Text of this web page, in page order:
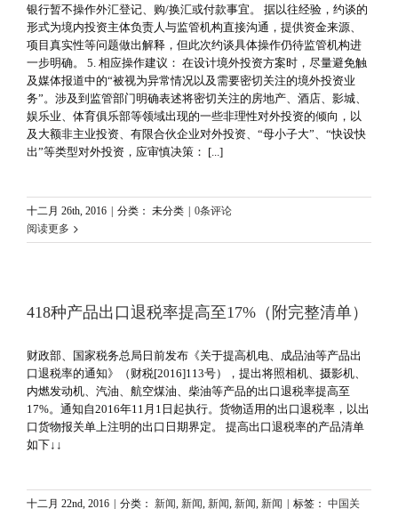
银行暂不操作外汇登记、购/换汇或付款事宜。 据以往经验，约谈的
形式为境内投资主体负责人与监管机构直接沟通，提供资金来源、
项目真实性等问题做出解释，但此次约谈具体操作仍待监管机构进
一步明确。 5. 相应操作建议： 在设计境外投资方案时，尽量避免触
及媒体报道中的“被视为异常情况以及需要密切关注的境外投资业
务”。涉及到监管部门明确表述将密切关注的房地产、酒店、影城、
娱乐业、体育俱乐部等领域出现的一些非理性对外投资的倾向，以
及大额非主业投资、有限合伙企业对外投资、“母小子大”、“快设快
出”等类型对外投资，应审慎决策： [...]
十二月 26th, 2016 | 分类： 未分类 | 0条评论
阅读更多
418种产品出口退税率提高至17%（附完整清单）
财政部、国家税务总局日前发布《关于提高机电、成品油等产品出
口退税率的通知》（财税[2016]113号），提出将照相机、摄影机、
内燃发动机、汽油、航空煤油、柴油等产品的出口退税率提高至
17%。通知自2016年11月1日起执行。货物适用的出口退税率，以出
口货物报关单上注明的出口日期界定。 提高出口退税率的产品清单
如下↓↓
十二月 22nd, 2016 | 分类： 新闻 新闻 新闻 新闻 新闻 | 标签： 中国关